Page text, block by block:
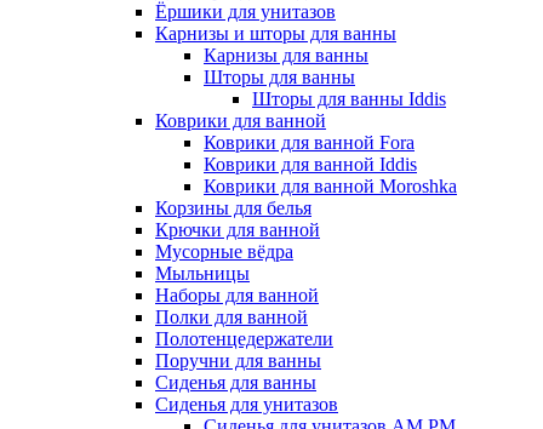
Ёршики для унитазов
Карнизы и шторы для ванны
Карнизы для ванны
Шторы для ванны
Шторы для ванны Iddis
Коврики для ванной
Коврики для ванной Fora
Коврики для ванной Iddis
Коврики для ванной Moroshka
Корзины для белья
Крючки для ванной
Мусорные вёдра
Мыльницы
Наборы для ванной
Полки для ванной
Полотенцедержатели
Поручни для ванны
Сиденья для ванны
Сиденья для унитазов